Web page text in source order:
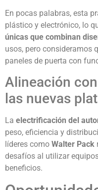
En pocas palabras, esta
plástico y electrónico, lo
únicas que combinan
usos, pero consideramos
paneles de puerta con
Alineación
las nuevas
La electrificación del
peso, eficiencia y
líderes como Walter Pack
desafíos al utilizar
beneficios.